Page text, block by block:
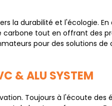
la durabilité et l'écologie. En
carbone tout en offrant des
pour des solutions de
& ALU SYSTEM
Toujours à l'écoute des